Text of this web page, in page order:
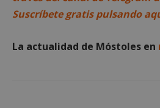
Suscríbete gratis pulsando
La actualidad de Móstoles en
Cookies no